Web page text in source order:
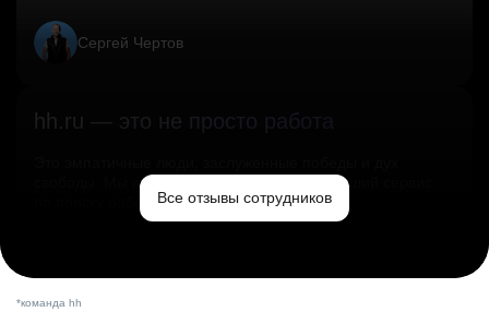
Сергей Чертов
hh.ru — это не просто работа
свободы. Мы помогаем миру и создаём лучший сервис
по поиску работы в стране.Все отзывы сотрудников
*команда hh